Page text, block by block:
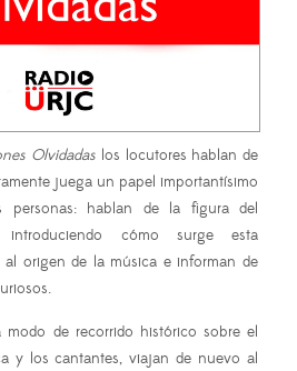
Olvidadas los locutores hablan de
juega un papel importantísimo
hablan de la figura del
introduciendo cómo surge esta
al origen de la música e informan de
modo de recorrido histórico sobre el
y los cantantes, viajan de nuevo al